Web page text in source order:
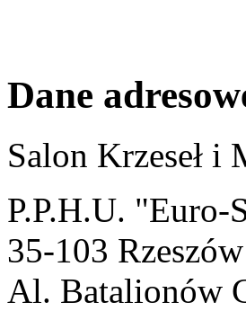
Dane
Salon Krzeseł
P.P.H.U. "Euro-
35-103 Rzeszów
Al. Batalionów